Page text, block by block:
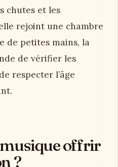
chutes et les
rejoint une chambre
de petites mains, la
de vérifier les
respecter l’âge
musique offrir
?